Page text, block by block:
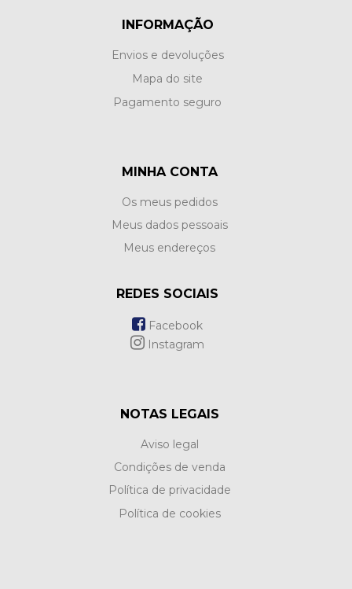
INFORMAÇÃO
Envios e devoluções
Mapa do site
Pagamento seguro
MINHA CONTA
Os meus pedidos
Meus dados pessoais
Meus endereços
REDES SOCIAIS
Facebook
Instagram
NOTAS LEGAIS
Aviso legal
Condições de venda
Política de privacidade
Política de cookies